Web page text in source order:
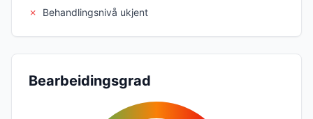
✗
Behandlingsnivå ukjent
Bearbeidingsgrad